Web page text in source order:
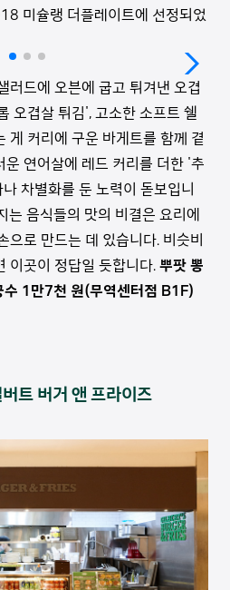
미슐랭 더플레이트에 선정되었
러드에 오븐에 굽고 튀겨낸 오겹
오겹살 튀김', 고소한 소프트 쉘
게 커리에 구운 바게트를 함께 곁
연어살에 레드 커리를 더한 '추
차별화를 둔 노력이 돋보입니
는 음식들의 맛의 비결은 요리에
으로 만드는 데 있습니다. 비슷비
이곳이 정답일 듯합니다. 뿌팟 뽕
1만7천 원(무역센터점 B1F)
트 버거 앤 프라이즈